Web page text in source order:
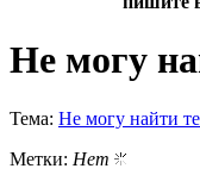
Не могу
Тема: Не могу найти
Метки: Нет